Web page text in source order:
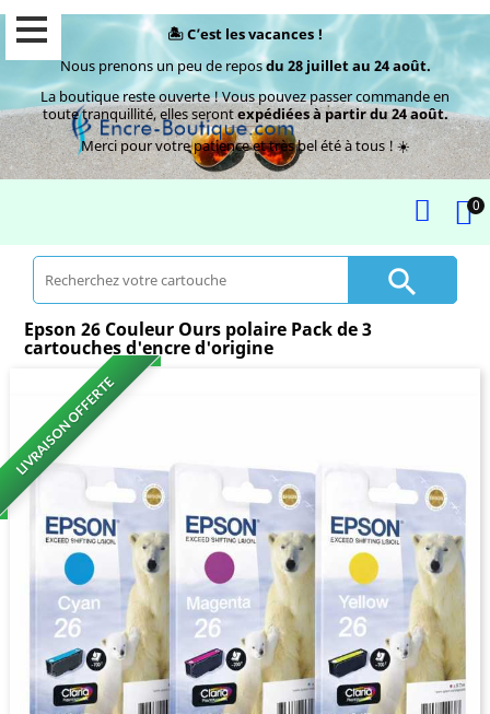
🏝️ C’est les vacances !
Nous prenons un peu de reposdu 28 juillet au 24 août.
La boutique reste ouverte ! Vous pouvez passer commande en
toute tranquillité, elles serontexpédiées à partir du 24 août.
Merci pour votre patience et très bel été à tous ! ☀️
0

Epson 26 Couleur Ours polaire Pack de 3
cartouches d'encre d'origine
LIVRAISON OFFERTE